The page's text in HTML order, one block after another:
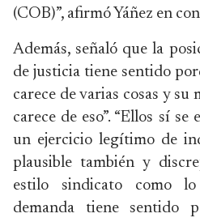
(COB)”, afirmó Yáñez en
Además, señaló que la
de justicia tiene sentido
carece de varias cosas y
carece de eso”. “Ellos sí
un ejercicio legítimo de
plausible también y
estilo sindicato como
demanda tiene sentido